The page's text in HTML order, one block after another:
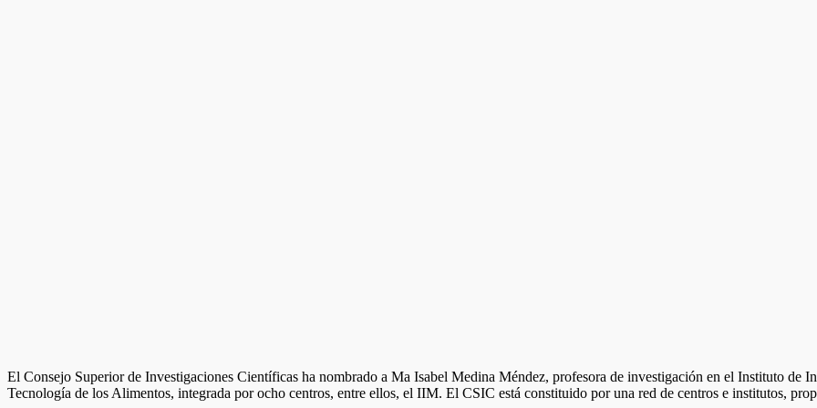
El Consejo Superior de Investigaciones Científicas ha nombrado a Ma Isabel Medina Méndez, profesora de investigación en el Instituto de
Tecnología de los Alimentos, integrada por ocho centros, entre ellos, el IIM. El CSIC está constituido por una red de centros e institutos,